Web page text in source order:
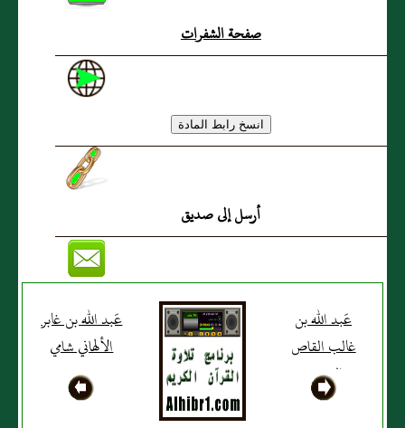
صفحة الشفرات
أرسل إلى صديق
عَبد الله بن
غالب القاص
البصري
عَبد الله بن غابر
الألهاني شامي